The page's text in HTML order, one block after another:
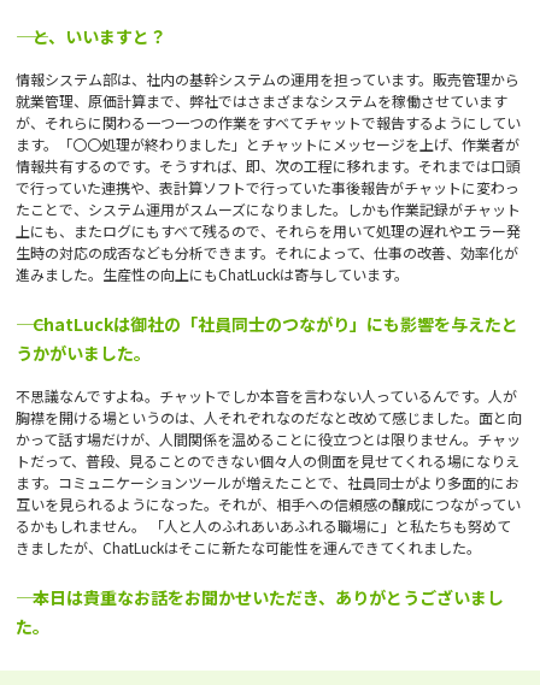
―― と、いいますと？
情報システム部は、社内の基幹システムの運用を担っています。販売管理から
就業管理、原価計算まで、弊社ではさまざまなシステムを稼働させています
が、それらに関わる一つ一つの作業をすべてチャットで報告するようにしてい
ます。「〇〇処理が終わりました」とチャットにメッセージを上げ、作業者が
情報共有するのです。そうすれば、即、次の工程に移れます。それまでは口頭
で行っていた連携や、表計算ソフトで行っていた事後報告がチャットに変わっ
たことで、システム運用がスムーズになりました。しかも作業記録がチャット
上にも、またログにもすべて残るので、それらを用いて処理の遅れやエラー発
生時の対応の成否なども分析できます。それによって、仕事の改善、効率化が
進みました。生産性の向上にもChatLuckは寄与しています。
―― ChatLuckは御社の「社員同士のつながり」にも影響を与えたと
うかがいました。
不思議なんですよね。チャットでしか本音を言わない人っているんです。人が
胸襟を開ける場というのは、人それぞれなのだなと改めて感じました。面と向
かって話す場だけが、人間関係を温めることに役立つとは限りません。チャッ
トだって、普段、見ることのできない個々人の側面を見せてくれる場になりえ
ます。コミュニケーションツールが増えたことで、社員同士がより多面的にお
互いを見られるようになった。それが、相手への信頼感の醸成につながってい
るかもしれません。 「人と人のふれあいあふれる職場に」と私たちも努めて
きましたが、ChatLuckはそこに新たな可能性を運んできてくれました。
―― 本日は貴重なお話をお聞かせいただき、ありがとうございまし
た。